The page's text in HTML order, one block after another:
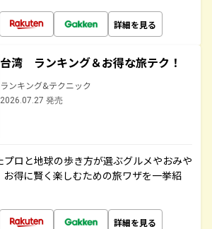
詳細を見る
台湾 ランキング＆お得な旅テク！
ランキング&テクニック
2026.07.27 発売
ロと地球の歩き方が選ぶグルメやおみや
お得に賢く楽しむための旅ワザを一挙紹
詳細を見る